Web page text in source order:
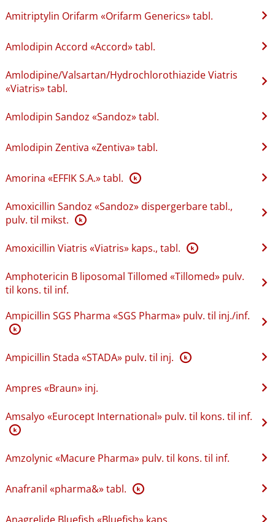
Amitriptylin Orifarm «Orifarm Generics» tabl.
Amlodipin Accord «Accord» tabl.
Amlodipine​/​Valsartan​/​Hydrochlorothiazide Viatris
«Viatris» tabl.
Amlodipin Sandoz «Sandoz» tabl.
Amlodipin Zentiva «Zentiva» tabl.
Amorina «EFFIK S.A.» tabl. K
Amoxicillin Sandoz «Sandoz» dispergerbare tabl.,
pulv. til mikst. K
Amoxicillin Viatris «Viatris» kaps., tabl. K
Amphotericin B liposomal Tillomed «Tillomed» pulv.
til kons. til inf.
Ampicillin SGS Pharma «SGS Pharma» pulv. til inj.​/​inf.
K
Ampicillin Stada «STADA» pulv. til inj. K
Ampres «Braun» inj.
Amsalyo «Eurocept International» pulv. til kons. til inf.
K
Amzolynic «Macure Pharma» pulv. til kons. til inf.
Anafranil «pharma&» tabl. K